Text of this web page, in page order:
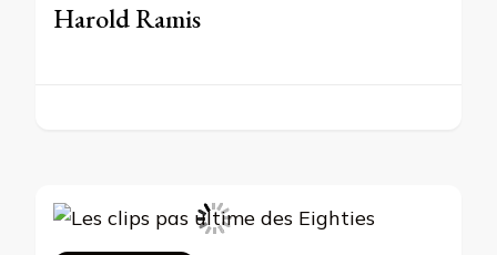
Harold Ramis